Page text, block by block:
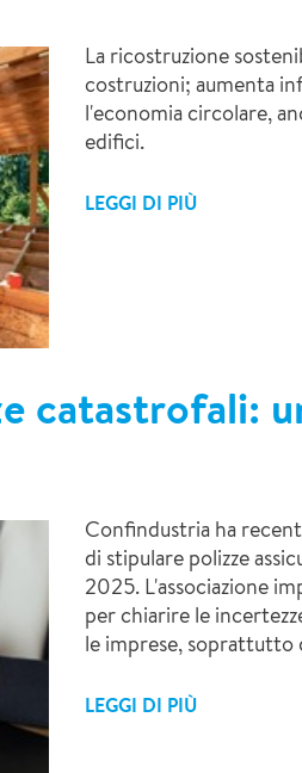
La ricostruzione
costruzioni; aumenta
l'economia circolare,
edifici.
LEGGI DI PIÙ
catastrofali:
Confindustria ha
di stipulare polizze
2025. L'associazione
per chiarire le
le imprese, soprattutto
LEGGI DI PIÙ